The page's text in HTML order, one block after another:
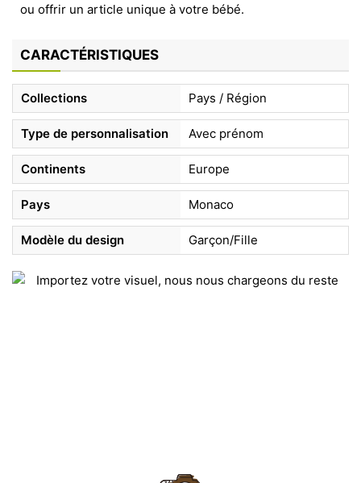
ou offrir un article unique à votre bébé.
CARACTÉRISTIQUES
Collections Pays / Région
Type de personnalisation Avec prénom
Continents Europe
Pays Monaco
Modèle du design Garçon/Fille